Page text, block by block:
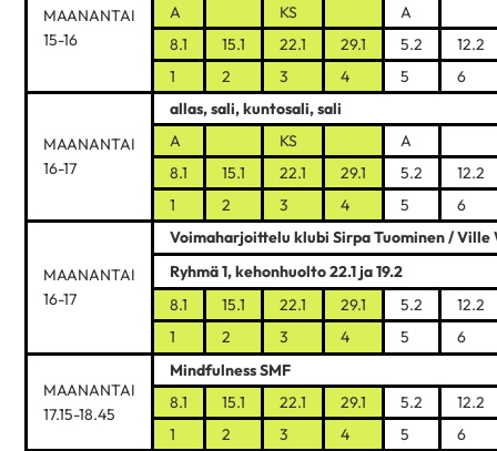
MAANANTAI
15-16
A
KS
A
8.1
15.1 22.1 29.1 5.2
12.2
1
2 3 4 5 6
MAANANTAI
16-17
allas, sali, kuntosali, sali
A
KS
A
8.1
15.1 22.1 29.1 5.2
12.2
1
2 3 4 5 6
MAANANTAI
16-17
Voimaharjoittelu klubi Sirpa Tuominen / Ville
Ryhmä 1, kehonhuolto 22.1 ja 19.2
8.1
15.1 22.1 29.1 5.2
12.2
1
2 3 4 5 6
MAANANTAI
17.15-18.45
Mindfulness SMF
8.1
15.1 22.1 29.1 5.2
12.2
1
2 3 4 5 6